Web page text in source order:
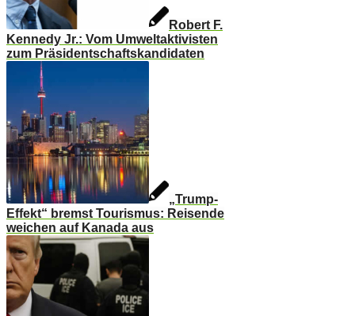
Robert F.
Kennedy Jr.: Vom Umweltaktivisten
zum Präsidentschaftskandidaten
„Trump-
Effekt“ bremst Tourismus: Reisende
weichen auf Kanada aus